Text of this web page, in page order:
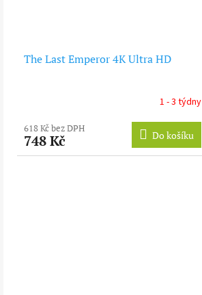
The Last Emperor 4K Ultra HD
1 - 3 týdny
618 Kč bez DPH
748 Kč Do košíku